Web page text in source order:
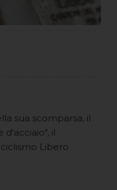
sua scomparsa, il
d'acciaio", il
Libero